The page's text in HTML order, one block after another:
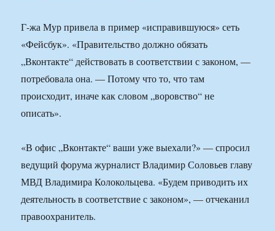
Г-жа Мур привела в пример «исправившуюся» сеть
«Фейсбук». «Правительство должно обязать
„Вконтакте“ действовать в соответствии с законом, —
потребовала она. — Потому что то, что там
происходит, иначе как словом „воровство“ не
описать».
«В офис „Вконтакте“ ваши уже выехали?» — спросил
ведущий форума журналист Владимир Соловьев главу
МВД Владимира Колокольцева. «Будем приводить их
деятельность в соответствие с законом», — отчеканил
правоохранитель.